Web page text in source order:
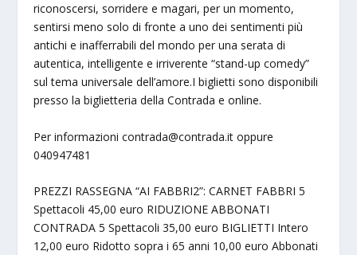
riconoscersi, sorridere e magari, per un momento,
sentirsi meno solo di fronte a uno dei sentimenti più
antichi e inafferrabili del mondo per una serata di
autentica, intelligente e irriverente “stand-up comedy”
sul tema universale dell’amore.I biglietti sono disponibili
presso la biglietteria della Contrada e online.
Per informazionicontrada@contrada.it oppure
040947481
PREZZI RASSEGNA “AI FABBRI2”: CARNET FABBRI 5
Spettacoli 45,00 euro RIDUZIONE ABBONATI
CONTRADA 5 Spettacoli 35,00 euro BIGLIETTI Intero
12,00 euro Ridotto sopra i 65 anni 10,00 euro Abbonati